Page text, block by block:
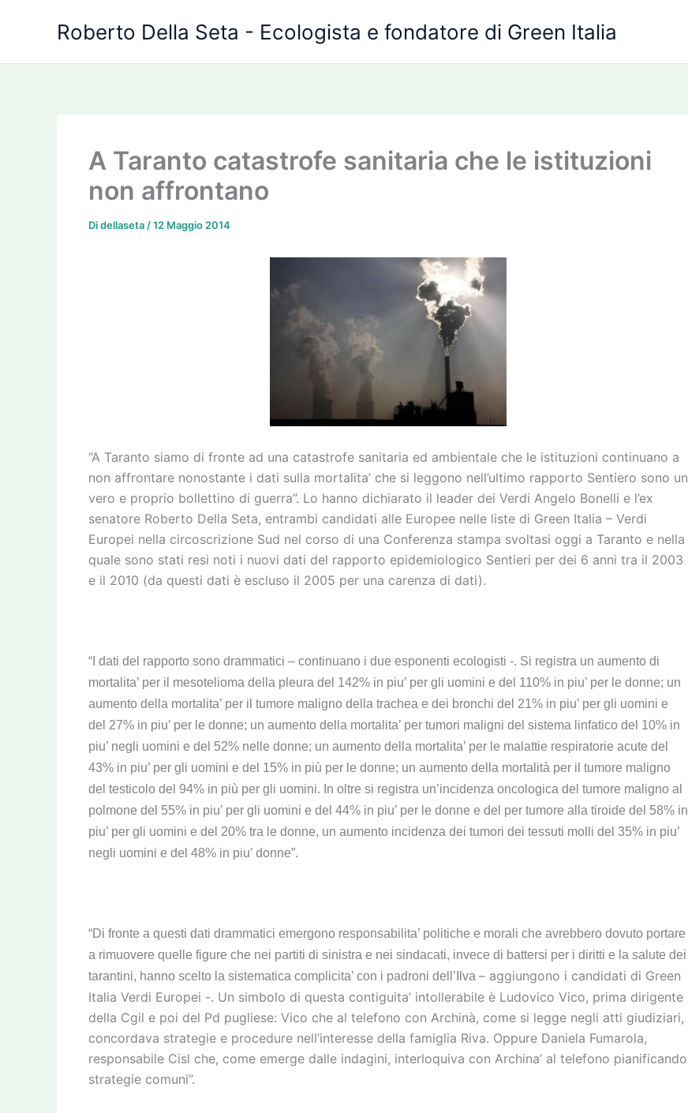
Roberto Della Seta - Ecologista e fondatore di Green Italia
A Taranto catastrofe sanitaria che le istituzioni
non affrontano
Didellaseta /12 Maggio 2014
“A Taranto siamo di fronte ad una catastrofe sanitaria ed ambientale che le istituzioni continuano a
non affrontare nonostante i dati sulla mortalita’ che si leggono nell’ultimo rapporto Sentiero sono un
vero e proprio bollettino di guerra”. Lo hanno dichiarato il leader dei Verdi Angelo Bonelli e l’ex
senatore Roberto Della Seta, entrambi candidati alle Europee nelle liste di Green Italia – Verdi
Europei nella circoscrizione Sud nel corso di una Conferenza stampa svoltasi oggi a Taranto e nella
quale sono stati resi noti i nuovi dati del rapporto epidemiologico Sentieri per dei 6 anni tra il 2003
e il 2010 (da questi dati è escluso il 2005 per una carenza di dati).
“I dati del rapporto sono drammatici – continuano i due esponenti ecologisti -. Si registra un aumento di
mortalita’ per il mesotelioma della pleura del 142% in piu’ per gli uomini e del 110% in piu’ per le donne; un
aumento della mortalita’ per il tumore maligno della trachea e dei bronchi del 21% in piu’ per gli uomini e
del 27% in piu’ per le donne; un aumento della mortalita’ per tumori maligni del sistema linfatico del 10% in
piu’ negli uomini e del 52% nelle donne; un aumento della mortalita’ per le malattie respiratorie acute del
43% in piu’ per gli uomini e del 15% in più per le donne; un aumento della mortalità per il tumore maligno
del testicolo del 94% in più per gli uomini. In oltre si registra un’incidenza oncologica del tumore maligno al
polmone del 55% in piu’ per gli uomini e del 44% in piu’ per le donne e del per tumore alla tiroide del 58% in
piu’ per gli uomini e del 20% tra le donne, un aumento incidenza dei tumori dei tessuti molli del 35% in piu’
negli uomini e del 48% in piu’ donne”.
“Di fronte a questi dati drammatici emergono responsabilita’ politiche e morali che avrebbero dovuto portare
a rimuovere quelle figure che nei partiti di sinistra e nei sindacati, invece di battersi per i diritti e la salute dei
tarantini, hanno scelto la sistematica complicita’ con i padroni dell’Ilva – aggiungono i candidati di Green
Italia Verdi Europei -. Un simbolo di questa contiguita’ intollerabile è Ludovico Vico, prima dirigente
della Cgil e poi del Pd pugliese: Vico che al telefono con Archinà, come si legge negli atti giudiziari,
concordava strategie e procedure nell’interesse della famiglia Riva. Oppure Daniela Fumarola,
responsabile Cisl che, come emerge dalle indagini, interloquiva con Archina’ al telefono pianificando
strategie comuni”.